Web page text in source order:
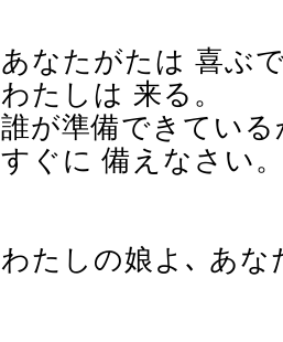
あなたがたは 喜ぶ
わたしは 来る。
誰が準備できている
すぐに 備えなさい
わたしの娘よ､ あ